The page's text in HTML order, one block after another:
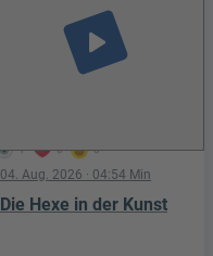
1 0 0
play_arrow
04. Aug. 2026 · 04:54 Min
Die Hexe in der Kunst